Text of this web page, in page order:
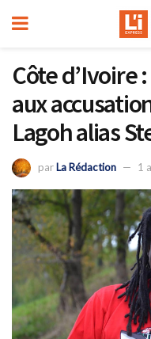
Côte d’Ivoire
aux
Lagoh alias
parLa Rédaction 1